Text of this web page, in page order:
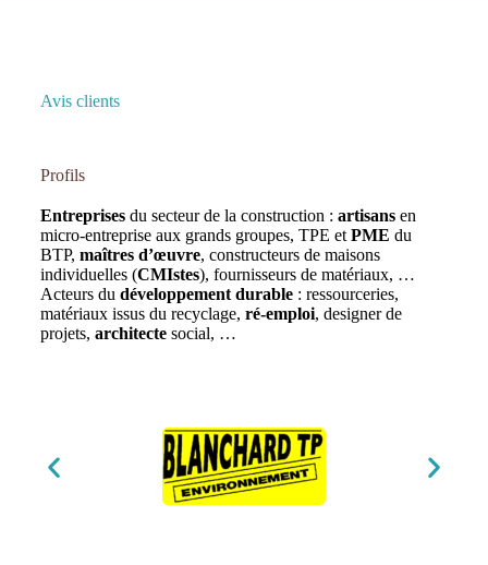
Avis clients
Profils
Entreprisesdu secteur de la construction : artisansen
micro-entreprise aux grands groupes, TPE et PME du
BTP, maîtres d’œuvre, constructeurs de maisons
individuelles (CMIstes), fournisseurs de matériaux, …
Acteurs du développement durable: ressourceries,
matériaux issus du recyclage, ré-emploi, designer de
projets, architectesocial, …